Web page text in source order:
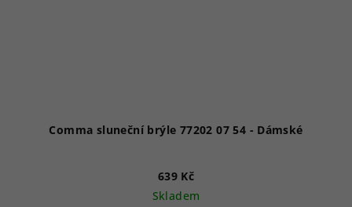
Comma sluneční brýle 77202 07 54 - Dámské
639 Kč
Skladem